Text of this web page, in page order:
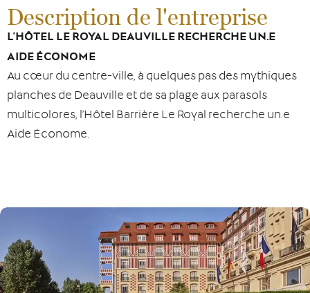
Description de l'entreprise
L’HÔTEL LE ROYAL DEAUVILLE RECHERCHE UN.E
AIDE ÉCONOME
Au cœur du centre-ville, à quelques pas des mythiques
planches de Deauville et de sa plage aux parasols
multicolores, l’Hôtel Barrière Le Royal recherche un.e
Aide Économe.